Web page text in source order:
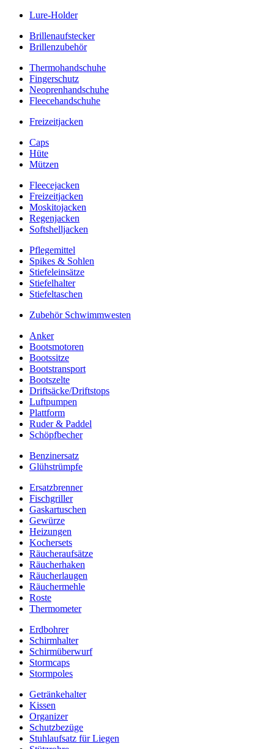
Lure-Holder
Brillenaufstecker
Brillenzubehör
Thermohandschuhe
Fingerschutz
Neoprenhandschuhe
Fleecehandschuhe
Freizeitjacken
Caps
Hüte
Mützen
Fleecejacken
Freizeitjacken
Moskitojacken
Regenjacken
Softshelljacken
Pflegemittel
Spikes & Sohlen
Stiefeleinsätze
Stiefelhalter
Stiefeltaschen
Zubehör Schwimmwesten
Anker
Bootsmotoren
Bootssitze
Bootstransport
Bootszelte
Driftsäcke/Driftstops
Luftpumpen
Plattform
Ruder & Paddel
Schöpfbecher
Benzinersatz
Glühstrümpfe
Ersatzbrenner
Fischgriller
Gaskartuschen
Gewürze
Heizungen
Kochersets
Räucheraufsätze
Räucherhaken
Räucherlaugen
Räuchermehle
Roste
Thermometer
Erdbohrer
Schirmhalter
Schirmüberwurf
Stormcaps
Stormpoles
Getränkehalter
Kissen
Organizer
Schutzbezüge
Stuhlaufsatz für Liegen